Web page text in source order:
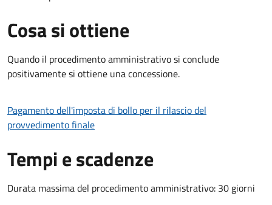
Cosa si ottiene
Quando il procedimento amministrativo si conclude
positivamente si ottiene una concessione.
Pagamento dell'imposta di bollo per il rilascio del
provvedimento finale
Tempi e scadenze
Durata massima del procedimento amministrativo: 30 giorni